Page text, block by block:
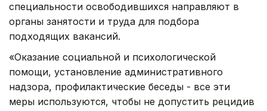
специальности освободившихся направляют в
органы занятости и труда для подбора
подходящих вакансий.
«Оказание социальной и психологической
помощи, установление административного
надзора, профилактические беседы - все эти
меры используются, чтобы не допустить рецидив